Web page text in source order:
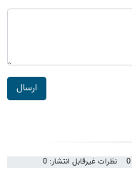
ارسال
نظرات غیرقابل انتشار: 0